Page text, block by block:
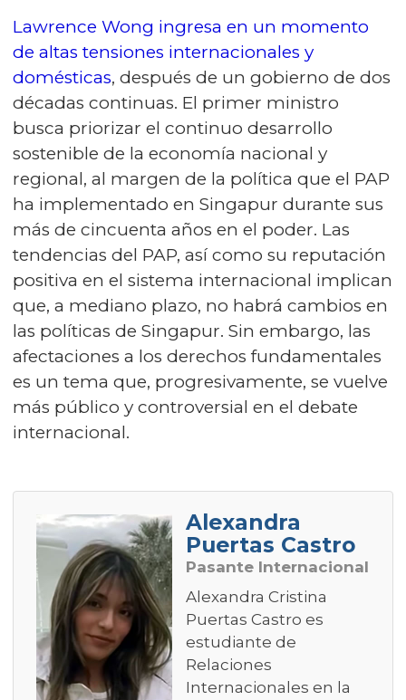
Lawrence Wong ingresa en un momento
de altas tensiones internacionales y
domésticas, después de un gobierno de dos
décadas continuas. El primer ministro
busca priorizar el continuo desarrollo
sostenible de la economía nacional y
regional, al margen de la política que el PAP
ha implementado en Singapur durante sus
más de cincuenta años en el poder. Las
tendencias del PAP, así como su reputación
positiva en el sistema internacional implican
que, a mediano plazo, no habrá cambios en
las políticas de Singapur. Sin embargo, las
afectaciones a los derechos fundamentales
es un tema que, progresivamente, se vuelve
más público y controversial en el debate
internacional.
Alexandra
Puertas Castro
Pasante Internacional
Alexandra Cristina
Puertas Castro es
estudiante de
Relaciones
Internacionales en la